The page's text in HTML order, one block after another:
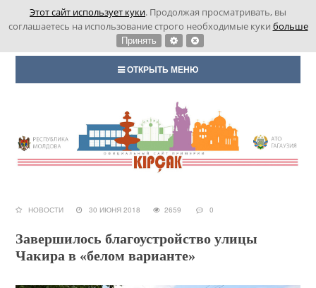
Этот сайт использует куки. Продолжая просматривать, вы
соглашаетесь на использование строго необходимые куки больше
Принять
ОТКРЫТЬ МЕНЮ
НОВОСТИ 30 ИЮНЯ 2018 2659 0
Завершилось благоустройство улицы
Чакира в «белом варианте»